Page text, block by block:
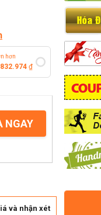
hơn
₫
NGAY
và nhận xét